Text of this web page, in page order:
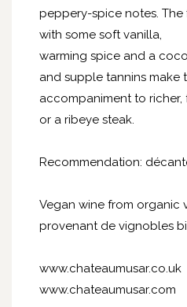
peppery-spice notes. The
with some soft vanilla,
warming spice and a
and supple tannins make
accompaniment to
or a ribeye steak.
Recommendation:
Vegan wine from organic
provenant de vignobles
www.chateaumusar.co.uk
www.chateaumusar.com